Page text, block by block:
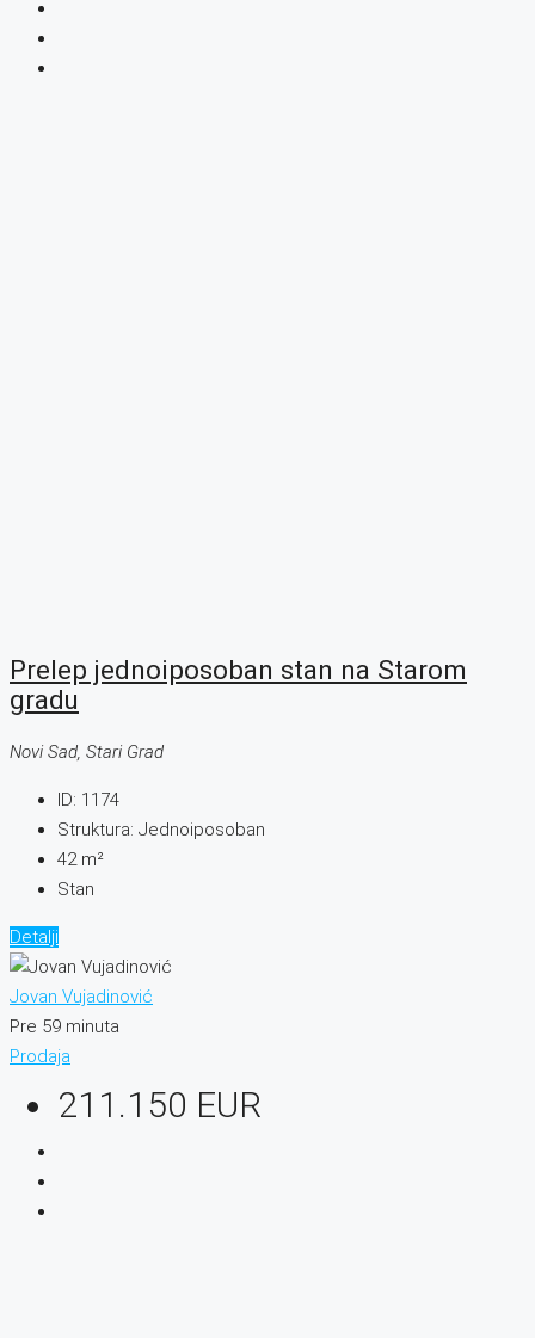
Prelep jednoiposoban stan na Starom
gradu
Novi Sad, Stari Grad
ID: 1174
Struktura: Jednoiposoban
42 m²
Stan
Detalji
Jovan Vujadinović
Pre 59 minuta
Prodaja
211.150 EUR